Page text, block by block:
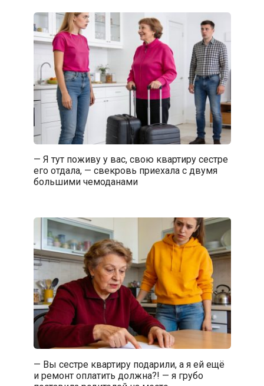
— Я тут поживу у вас, свою квартиру сестре
его отдала, — свекровь приехала с двумя
большими чемоданами
— Вы сестре квартиру подарили, а я ей ещё
и ремонт оплатить должна?! — я грубо